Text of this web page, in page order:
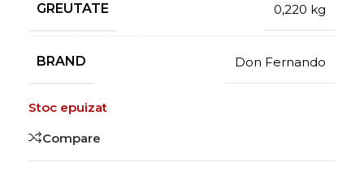
GREUTATE 0,220 kg
BRAND Don Fernando
Stoc epuizat
Compare